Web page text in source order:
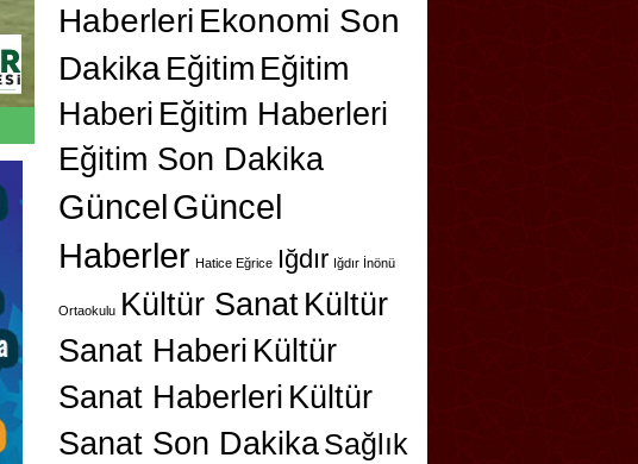
Haberleri Ekonomi Son
Dakika Eğitim Eğitim
Haberi Eğitim Haberleri
Eğitim Son Dakika
GüncelGüncel
Haberler Hatice Eğrice Iğdır Iğdır İnönü
Ortaokulu Kültür SanatKültür
Sanat Haberi Kültür
Sanat Haberleri Kültür
Sanat Son DakikaSağlık